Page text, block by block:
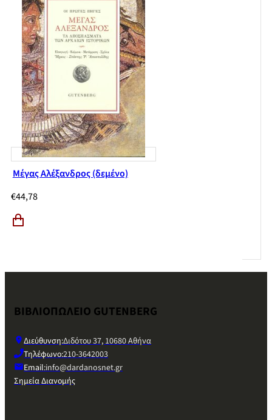
Μέγας Αλέξανδρος (δεμένο)
€44,78
ΒΙΒΛΙΟΠΩΛΕΙΟ GUTENBERG
Διεύθυνση:Διδότου 37, 10680 Αθήνα
Τηλέφωνο:210-3642003
Email:info@dardanosnet.gr
Σημεία Διανομής